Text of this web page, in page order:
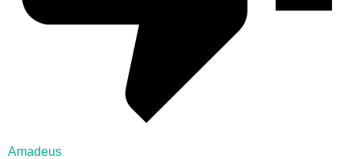
Amadeus